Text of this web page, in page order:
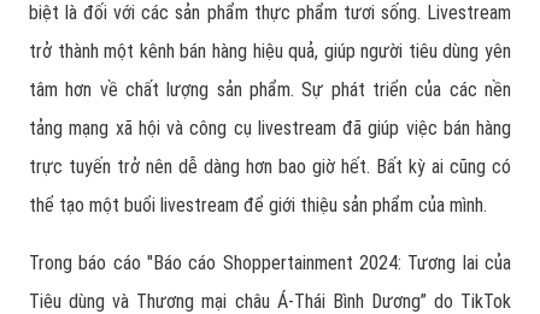
biệt là đối với các sản phẩm thực phẩm tươi sống. Livestream
trở thành một kênh bán hàng hiệu quả, giúp người tiêu dùng yên
tâm hơn về chất lượng sản phẩm. Sự phát triển của các nền
tảng mạng xã hội và công cụ livestream đã giúp việc bán hàng
trực tuyến trở nên dễ dàng hơn bao giờ hết. Bất kỳ ai cũng có
thể tạo một buổi livestream để giới thiệu sản phẩm của mình.
Trong báo cáo "Báo cáo Shoppertainment 2024: Tương lai của
Tiêu dùng và Thương mại châu Á-Thái Bình Dương” do TikTok